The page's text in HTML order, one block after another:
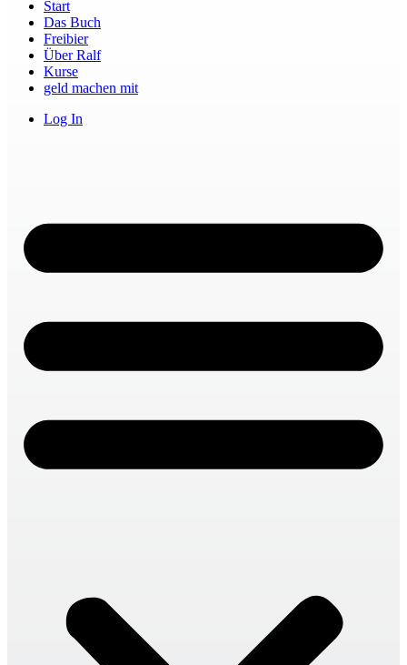
Start
Das Buch
Freibier
Über Ralf
Kurse
geld machen mit
Log In